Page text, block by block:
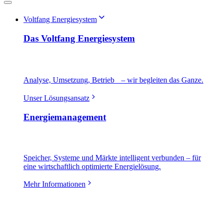
Voltfang Energiesystem
Das Voltfang Energiesystem
Analyse, Umsetzung, Betrieb – wir begleiten das Ganze.
Unser Lösungsansatz
Energiemanagement
Speicher, Systeme und Märkte intelligent verbunden – für
eine wirtschaftlich optimierte Energielösung.
Mehr Informationen